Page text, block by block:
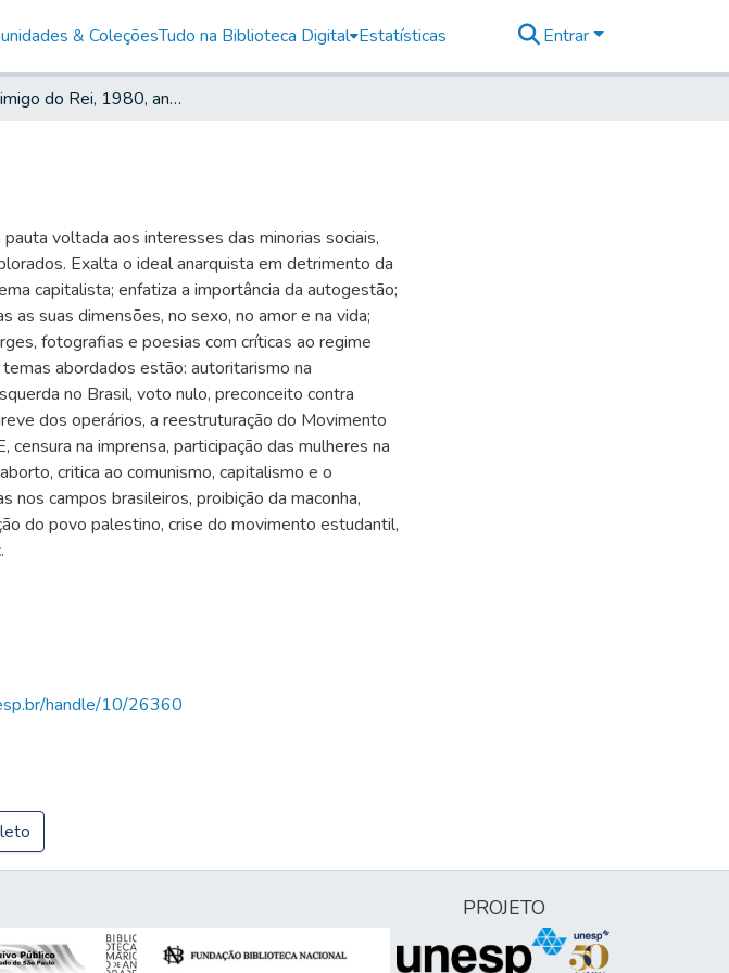
& ColeçõesTudo na Biblioteca Digital Estatísticas Entrar
O Inimigo do Rei, 1980, ano IV, n 10
pauta voltada aos interesses das minorias sociais,
Exalta o ideal anarquista em detrimento da
capitalista; enfatiza a importância da autogestão;
as suas dimensões, no sexo, no amor e na vida;
fotografias e poesias com críticas ao regime
abordados estão: autoritarismo na
no Brasil, voto nulo, preconceito contra
dos operários, a reestruturação do Movimento
censura na imprensa, participação das mulheres na
critica ao comunismo, capitalismo e o
nos campos brasileiros, proibição da maconha,
do povo palestino, crise do movimento estudantil,
handle/10/26360
PROJETO